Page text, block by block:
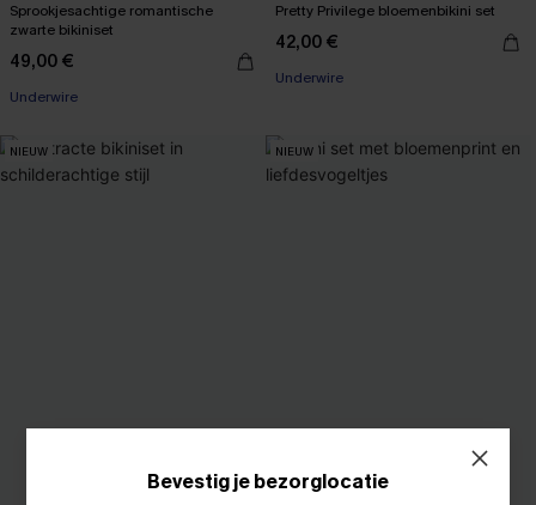
Sprookjesachtige romantische
zwarte bikiniset
49,00 €
Underwire
Pretty Privilege bloemenbikini set
42,00 €
Underwire
NIEUW NIEUW
Bevestig je bezorglocatie